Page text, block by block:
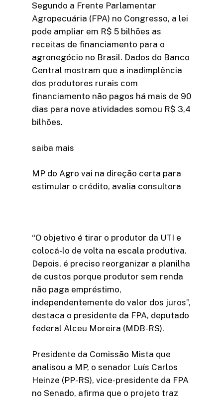
Segundo a Frente Parlamentar
Agropecuária (FPA) no Congresso, a lei
pode ampliar em R$ 5 bilhões as
receitas de financiamento para o
agronegócio no Brasil. Dados do Banco
Central mostram que a inadimplência
dos produtores rurais com
financiamento não pagos há mais de 90
dias para nove atividades somou R$ 3,4
bilhões.
saiba mais
MP do Agro vai na direção certa para
estimular o crédito, avalia consultora
“O objetivo é tirar o produtor da UTI e
colocá-lo de volta na escala produtiva.
Depois, é preciso reorganizar a planilha
de custos porque produtor sem renda
não paga empréstimo,
independentemente do valor dos juros”,
destaca o presidente da FPA, deputado
federal Alceu Moreira (MDB-RS).
Presidente da Comissão Mista que
analisou a MP, o senador Luís Carlos
Heinze (PP-RS), vice-presidente da FPA
no Senado, afirma que o projeto traz